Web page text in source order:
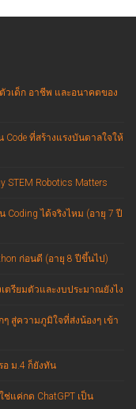
วเด็ก อาชีพ และอนาคตของ
Code ที่สร้างแรงบันดาลใจให้
STEM Robotics Matters
Coding ได้จริงไหม (อายุ 7 ปี
ก่อนดี (อายุ 8 ปีขึ้นไป)
ตรียมตัวและงบประมาณยังไง
ๆ สู่ความภูมิใจที่ส่งน้องๆ เข้า
อ ม.4 ก็ยังทัน
ช่แค่กด ChatGPT เป็น